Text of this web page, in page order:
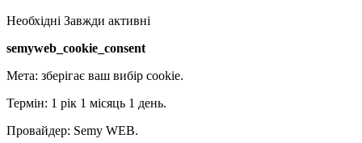
Необхідні Завжди активні
semyweb_cookie_consent
Мета: зберігає ваш вибір cookie.
Термін: 1 рік 1 місяць 1 день.
Провайдер: Semy WEB.